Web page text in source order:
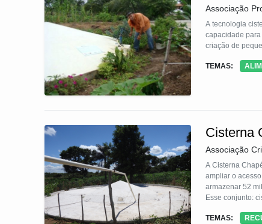
Associação
A tecnologia
capacidade
criação de
TEMAS:
Cisterna
Associação
A Cisterna
ampliar o
armazenar 52
Esse conjunto:
seu interior
TEMAS: